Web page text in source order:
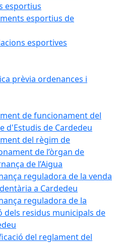
esportius
esportius de
esportives
prèvia ordenances i
de funcionament del
d'Estudis de Cardedeu
del règim de
de l’òrgan de
de l’Aigua
reguladora de la venda
a Cardedeu
reguladora de la
dels residus municipals de
del reglament del